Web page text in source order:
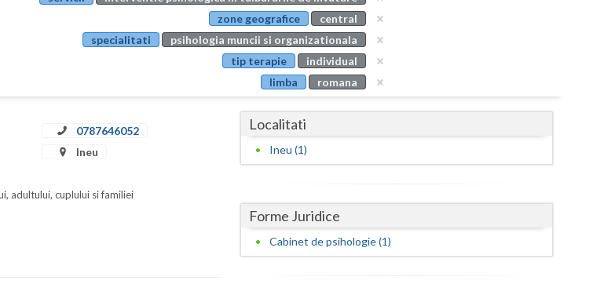
Buzau
Calarasi
Caras-Severin
Covasna
Dolj
Galati
zone geografice
central
specialitati
psihologia muncii si organizationala
tip terapie
individual
limba
romana
0787646052
Ineu
adultului, cuplului si familiei
Localitati
Ineu (1)
Forme Juridice
Cabinet de psihologie (1)